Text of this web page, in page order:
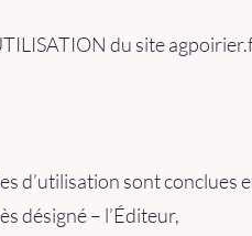
du site
d’utilisation sont conclues
désigné – l’Éditeur,